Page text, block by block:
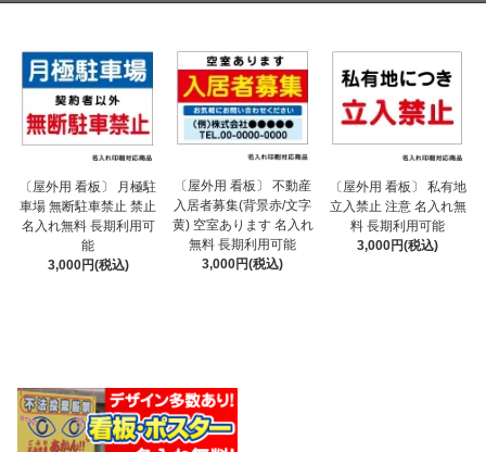
〔屋外用 看板〕 月極駐
車場 無断駐車禁止 禁止
名入れ無料 長期利用可
能
3,000円(税込)
〔屋外用 看板〕 不動産
入居者募集(背景赤/文字
黄) 空室あります 名入れ
無料 長期利用可能
3,000円(税込)
〔屋外用 看板〕 私有地
立入禁止 注意 名入れ無
料 長期利用可能
3,000円(税込)